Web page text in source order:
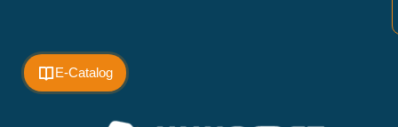
E-Catalog